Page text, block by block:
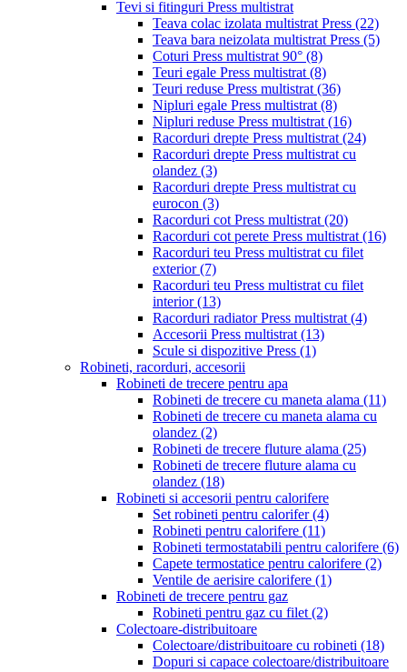
Tevi si fitinguri Press multistrat
Teava colac izolata multistrat Press (22)
Teava bara neizolata multistrat Press (5)
Coturi Press multistrat 90° (8)
Teuri egale Press multistrat (8)
Teuri reduse Press multistrat (36)
Nipluri egale Press multistrat (8)
Nipluri reduse Press multistrat (16)
Racorduri drepte Press multistrat (24)
Racorduri drepte Press multistrat cu
olandez (3)
Racorduri drepte Press multistrat cu
eurocon (3)
Racorduri cot Press multistrat (20)
Racorduri cot perete Press multistrat (16)
Racorduri teu Press multistrat cu filet
exterior(7)
Racorduri teu Press multistrat cu filet
interior(13)
Racorduri radiator Press multistrat (4)
Accesorii Press multistrat (13)
Scule si dispozitive Press (1)
Robineti, racorduri, accesorii
Robineti de trecere pentru apa
Robineti de trecere cu maneta alama (11)
Robineti de trecere cu maneta alama cu
olandez (2)
Robineti de trecere fluture alama (25)
Robineti de trecere fluture alama cu
olandez (18)
Robineti si accesorii pentru calorifere
Set robineti pentru calorifer(4)
Robineti pentru calorifere (11)
Robineti termostatabili pentru calorifere (6)
Capete termostatice pentru calorifere (2)
Ventile de aerisire calorifere (1)
Robineti de trecere pentru gaz
Robineti pentru gaz cu filet (2)
Colectoare-distribuitoare
Colectoare/distribuitoare cu robineti (18)
Dopuri si capace colectoare/distribuitoare